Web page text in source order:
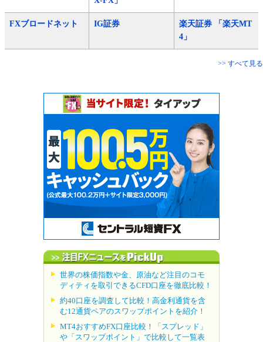
FXブロードネット IG証券
楽天証券 「楽天MT
4」
>> すべて見る
世界の株価指数や金、原油など注目のコモ
ディティを取引できるCFD口座を徹底比較！
約40口座を調査して比較！高金利通貨を含
む12通貨ペアのスワップポイントを紹介！
MT4おすすめFX口座比較！「スプレッド」
や「スワップポイント」で比較して一覧表